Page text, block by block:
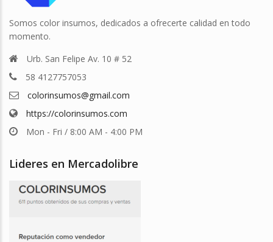
Somos color insumos, dedicados a ofrecerte calidad en todo
momento.
Urb. San Felipe Av. 10 # 52
58 4127757053
colorinsumos@gmail.com
https://colorinsumos.com
Mon - Fri / 8:00 AM - 4:00 PM
Lideres en Mercadolibre